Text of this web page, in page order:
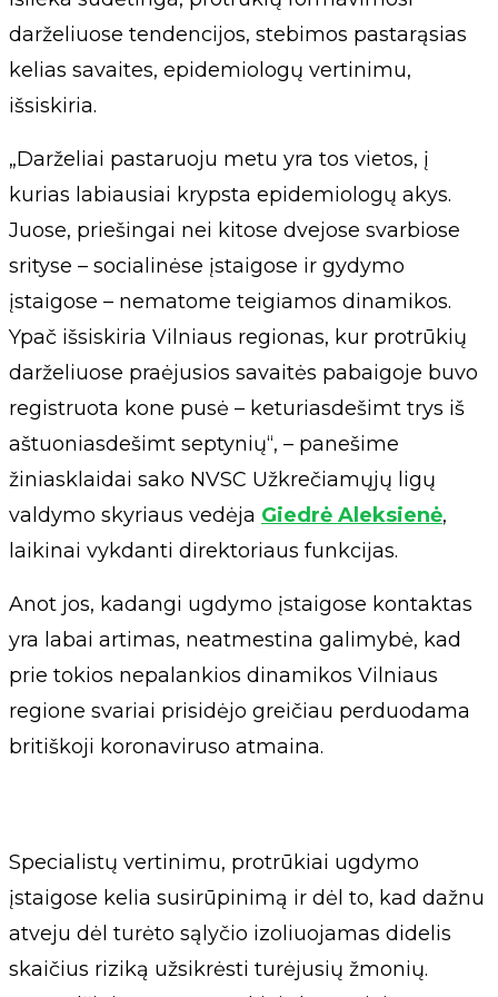
darželiuose tendencijos, stebimos pastarąsias
kelias savaites, epidemiologų vertinimu,
išsiskiria.
„Darželiai pastaruoju metu yra tos vietos, į
kurias labiausiai krypsta epidemiologų akys.
Juose, priešingai nei kitose dvejose svarbiose
srityse – socialinėse įstaigose ir gydymo
įstaigose – nematome teigiamos dinamikos.
Ypač išsiskiria Vilniaus regionas, kur protrūkių
darželiuose praėjusios savaitės pabaigoje buvo
registruota kone pusė – keturiasdešimt trys iš
aštuoniasdešimt septynių“, – panešime
žiniasklaidai sako NVSC Užkrečiamųjų ligų
valdymo skyriaus vedėja Giedrė Aleksienė,
laikinai vykdanti direktoriaus funkcijas.
Anot jos, kadangi ugdymo įstaigose kontaktas
yra labai artimas, neatmestina galimybė, kad
prie tokios nepalankios dinamikos Vilniaus
regione svariai prisidėjo greičiau perduodama
britiškoji koronaviruso atmaina.
Specialistų vertinimu, protrūkiai ugdymo
įstaigose kelia susirūpinimą ir dėl to, kad dažnu
atveju dėl turėto sąlyčio izoliuojamas didelis
skaičius riziką užsikrėsti turėjusių žmonių.